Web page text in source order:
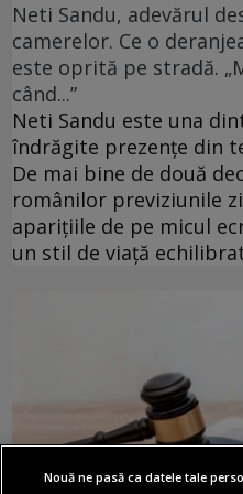
Neti Sandu, adevărul
camerelor. Ce o
este oprită pe stradă.
când...”
Neti Sandu este una
îndrăgite prezențe din
De mai bine de două
românilor previziunile
aparițiile de pe micul
un stil de viață
Nouă ne pasă ca datele tale